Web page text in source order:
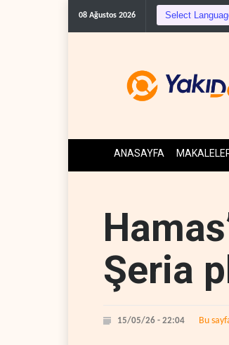
08 Ağustos 2026 ABD
ANASAYFA
Şeria
15/05/26 - 22:04 Bu